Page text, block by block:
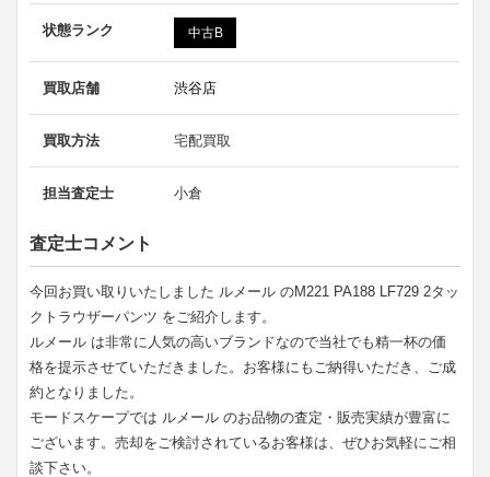
状態ランク 中古B
買取店舗 渋谷店
買取方法 宅配買取
担当査定士 小倉
査定士コメント
今回お買い取りいたしました ルメール のM221 PA188 LF729 2タッ
クトラウザーパンツ をご紹介します。
ルメール は非常に人気の高いブランドなので当社でも精一杯の価
格を提示させていただきました。お客様にもご納得いただき、ご成
約となりました。
モードスケープでは ルメール のお品物の査定・販売実績が豊富に
ございます。売却をご検討されているお客様は、ぜひお気軽にご相
談下さい。